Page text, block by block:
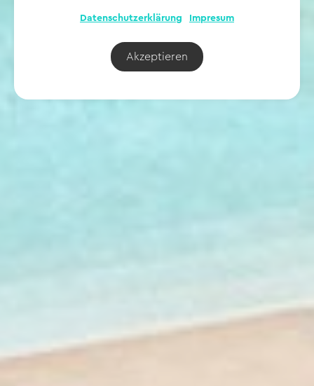
Datenschutzerklärung Impresum
Akzeptieren